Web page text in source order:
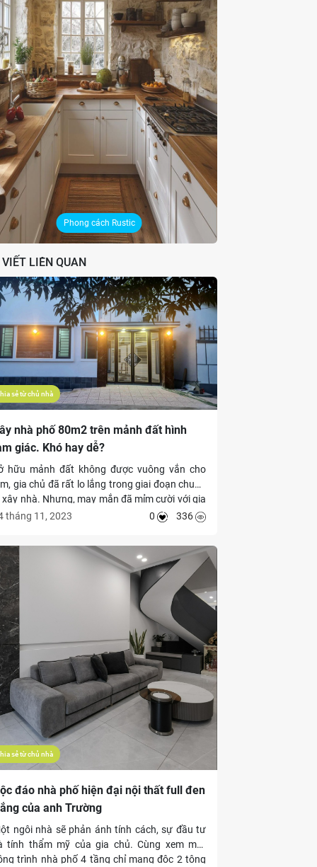
Phong cách Rustic
VIẾT LIÊN QUAN
sẻ từ chủ nhà
nhà phố 80m2 trên mảnh đất hình
giác. Khó hay dễ?
hữu mảnh đất không được vuông vắn cho
gia chủ đã rất lo lắng trong giai đoạn chuẩn
xây nhà. Nhưng, may mắn đã mỉm cười với gia
khi anh chị tìm được Nhà thầu ưng ý, có thể
tan định kiến rằng đất xấu thì nhà không thể
tháng 11, 2023 0 336
sẻ từ chủ nhà
đáo nhà phố hiện đại nội thất full đen
của anh Trường
ngôi nhà sẽ phản ánh tính cách, sự đầu tư
tính thẩm mỹ của gia chủ. Cùng xem một
trình nhà phố 4 tầng chỉ mang độc 2 tông